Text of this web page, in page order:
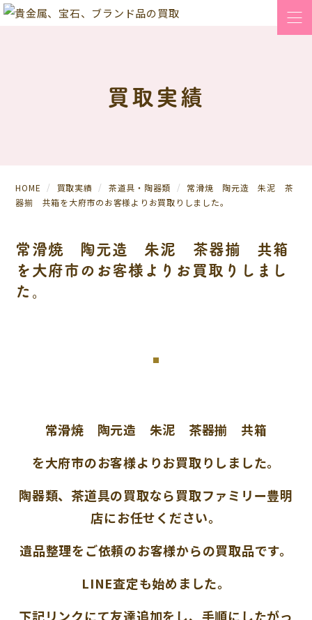
買取実績
HOME 買取実績 茶道具・陶器類
常滑焼 陶元造 朱泥 茶
器揃 共箱を大府市のお客様よりお買取りしました。
常滑焼 陶元造 朱泥 茶器揃 共箱
を大府市のお客様よりお買取りしまし
た。
常滑焼 陶元造 朱泥 茶器揃 共箱
を大府市のお客様よりお買取りしました。
陶器類、茶道具の買取なら買取ファミリー豊明
店にお任せください。
遺品整理をご依頼のお客様からの買取品です。
LINE査定も始めました。
下記リンクにて友達追加をし、手順にしたがっ